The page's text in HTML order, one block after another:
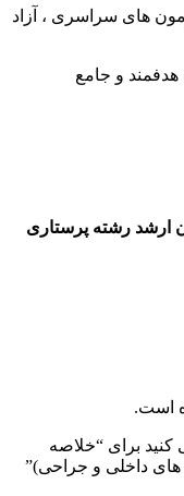
های سراسری ، آزاد
ارشد رشته پرستاری
است.
کنید برای “خلاصه
داخلی و جراحی)”